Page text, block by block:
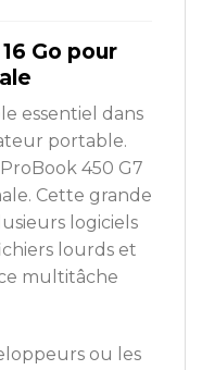
Go pour
essentiel dans
portable.
450 G7
Cette grande
logiciels
lourds et
multitâche
ou les